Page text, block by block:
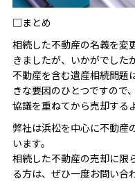
□まとめ
相続した不動産の名義を変
きましたが、いかがでした
不動産を含む遺産相続問題
きな要因のひとつですので
協議を重ねてから売却する
弊社は浜松を中心に不動産
います。
相続した不動産の売却に限
る方は、ぜひ一度お問い合